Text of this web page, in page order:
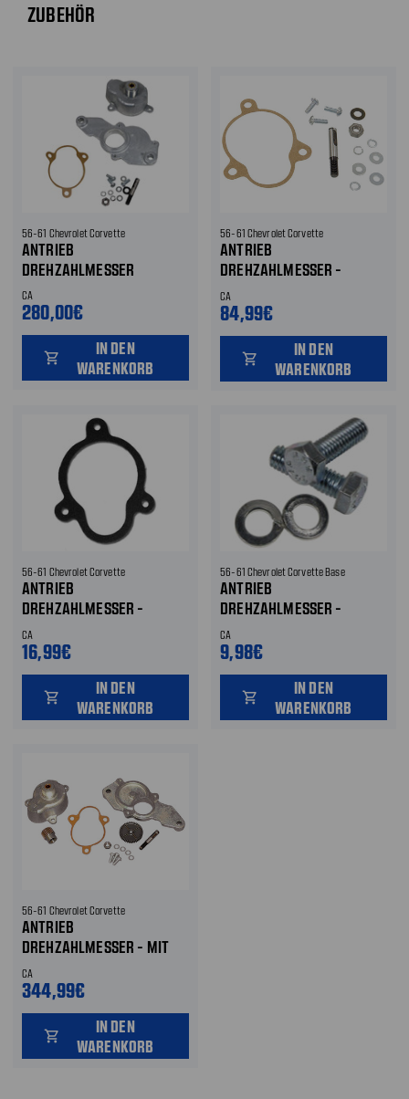
ZUBEHÖR
56-61 Chevrolet Corvette
ANTRIEB
DREHZAHLMESSER
CA
280,00€
shopping_cart
IN DEN
WARENKORB
56-61 Chevrolet Corvette
ANTRIEB
DREHZAHLMESSER -
REPARATURSATZ
CA
84,99€
shopping_cart
IN DEN
WARENKORB
56-61 Chevrolet Corvette
ANTRIEB
DREHZAHLMESSER -
DICHTUNG
CA
16,99€
shopping_cart
IN DEN
WARENKORB
56-61 Chevrolet Corvette Base
ANTRIEB
DREHZAHLMESSER -
MONTAGESCHRAUBEN
CA
9,98€
shopping_cart
IN DEN
WARENKORB
56-61 Chevrolet Corvette
ANTRIEB
DREHZAHLMESSER - MIT
RITZEL - AN RÜCKSEITE
LICHTMASCHINE
CA
344,99€
shopping_cart
IN DEN
WARENKORB